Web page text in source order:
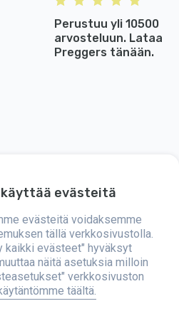
Perustuu yli 10500
arvosteluun. Lataa
Preggers tänään.
ruotsalainen Stroller AB -yritys
ympäri maailmaa.
ovat mahdollistaneet
kehittämisen, joita on jo käyttänyt yli
tarjoaa ainutlaatuisen 3D-kokemuksen,
ja työkaluja, jotka on räätälöity
Sovellus tukee myös tuoreita
neuvoja vastasyntyneiden hoidosta.
ja osallisuutta sekä tukee eri
miljoonia kertoja 203 maassa ja sillä
evästeitä
evästeitä voidaksemme
tällä verkkosivustolla.
kaikki evästeet" hyväksyt
näitä asetuksia milloin
verkkosivuston
täältä.